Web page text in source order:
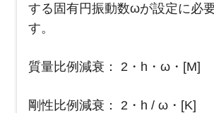
する固有円振動数ωが設定に必
す。
質量比例減衰： 2・h・ω・[M]
剛性比例減衰： 2・h / ω・[K]